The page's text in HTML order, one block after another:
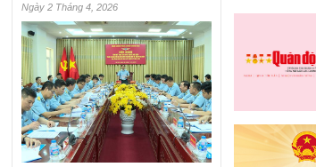
Ngày 2 Tháng 4, 2026